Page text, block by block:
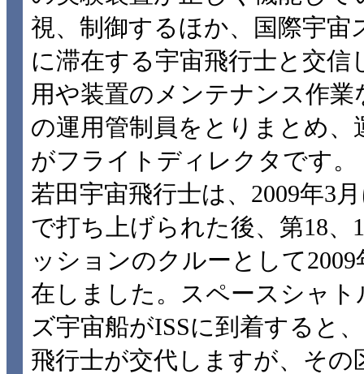
視、制御するほか、国際宇宙
に滞在する宇宙飛行士と交信
用や装置のメンテナンス作
の運用管制員をとりまとめ、
がフライトディレクタです。
若田宇宙飛行士は、2009年3
で打ち上げられた後、第18、
ッションのクルーとして
在しました。スペースシャ
ズ宇宙船がISSに到着すると
飛行士が交代しますが、その